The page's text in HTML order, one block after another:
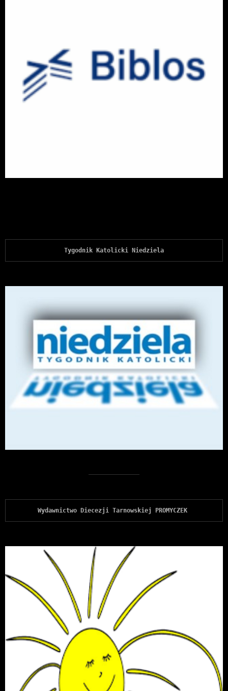
Tygodnik Katolicki Niedziela
Wydawnictwo Diecezji Tarnowskiej PROMYCZEK